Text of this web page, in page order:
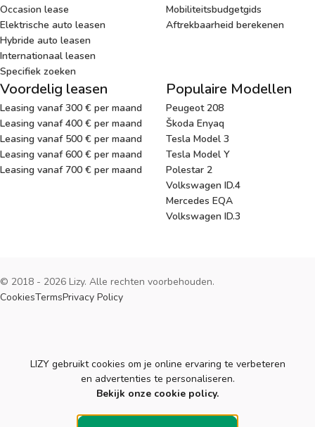
Occasion lease
Elektrische auto leasen
Hybride auto leasen
Internationaal leasen
Specifiek zoeken
Mobiliteitsbudgetgids
Aftrekbaarheid berekenen
Voordelig leasen
Leasing vanaf 300 € per maand
Leasing vanaf 400 € per maand
Leasing vanaf 500 € per maand
Leasing vanaf 600 € per maand
Leasing vanaf 700 € per maand
Populaire Modellen
Peugeot 208
Škoda Enyaq
Tesla Model 3
Tesla Model Y
Polestar 2
Volkswagen ID.4
Mercedes EQA
Volkswagen ID.3
© 2018 - 2026 Lizy. Alle rechten voorbehouden.
CookiesTermsPrivacy Policy
Cookies
LIZY gebruikt cookies om je online ervaring te verbeteren
en advertenties te personaliseren.
Bekijk onze cookie policy.